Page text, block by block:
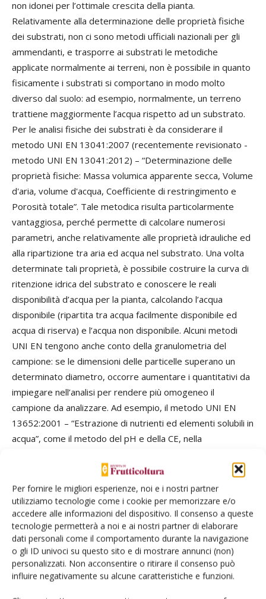
Per fornire le migliori esperienze, noi e i nostri partner
utilizziamo tecnologie come i cookie per memorizzare e/o
accedere alle informazioni del dispositivo. Il consenso a queste
tecnologie permetterà a noi e ai nostri partner di elaborare
dati personali come il comportamento durante la navigazione
o gli ID univoci su questo sito e di mostrare annunci (non)
personalizzati. Non acconsentire o ritirare il consenso può
influire negativamente su alcune caratteristiche e funzioni.